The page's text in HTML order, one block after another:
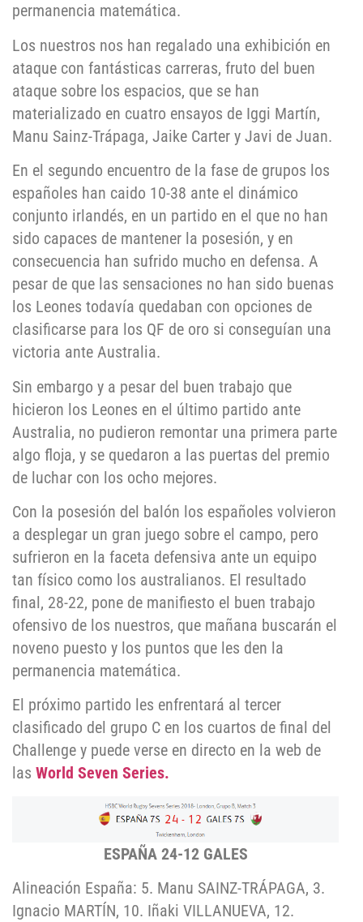
permanencia matemática.
Los nuestros nos han regalado una exhibición en
ataque con fantásticas carreras, fruto del buen
ataque sobre los espacios, que se han
materializado en cuatro ensayos de Iggi Martín,
Manu Sainz-Trápaga, Jaike Carter y Javi de Juan.
En el segundo encuentro de la fase de grupos los
españoles han caido 10-38 ante el dinámico
conjunto irlandés, en un partido en el que no han
sido capaces de mantener la posesión, y en
consecuencia han sufrido mucho en defensa. A
pesar de que las sensaciones no han sido buenas
los Leones todavía quedaban con opciones de
clasificarse para los QF de oro si conseguían una
victoria ante Australia.
Sin embargo y a pesar del buen trabajo que
hicieron los Leones en el último partido ante
Australia, no pudieron remontar una primera parte
algo floja, y se quedaron a las puertas del premio
de luchar con los ocho mejores.
Con la posesión del balón los españoles volvieron
a desplegar un gran juego sobre el campo, pero
sufrieron en la faceta defensiva ante un equipo
tan físico como los australianos. El resultado
final, 28-22, pone de manifiesto el buen trabajo
ofensivo de los nuestros, que mañana buscarán el
noveno puesto y los puntos que les den la
permanencia matemática.
El próximo partido les enfrentará al tercer
clasificado del grupo C en los cuartos de final del
Challenge y puede verse en directo en la web de
las World Seven Series.
ESPAÑA 24-12 GALES
Alineación España: 5. Manu SAINZ-TRÁPAGA, 3.
Ignacio MARTÍN, 10. Iñaki VILLANUEVA, 12.